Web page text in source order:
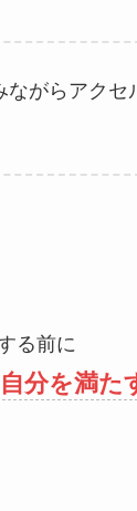
ながらアクセ
る前に
分を満た